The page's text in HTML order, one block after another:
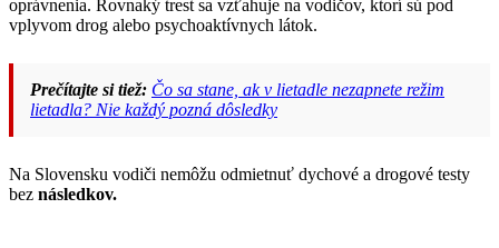
oprávnenia. Rovnaký trest sa vzťahuje na vodičov, ktorí sú pod
vplyvom drog alebo psychoaktívnych látok.
Prečítajte si tiež: Čo sa stane, ak v lietadle nezapnete režim
lietadla? Nie každý pozná dôsledky
Na Slovensku vodiči nemôžu odmietnuť dychové a drogové testy
bez následkov.